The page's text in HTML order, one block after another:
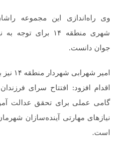
وی راه‌اندازی این مجموعه
شهری منطقه ۱۴
جوان دانست.
امیر
اقدام افزود: افتتاح سرای
گامی عملی برای تحقق عدالت
نیازهای مهارتی آینده‌سازان
است.